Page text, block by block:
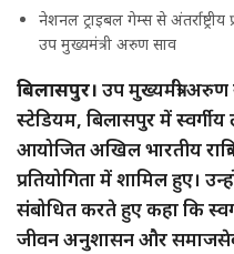
नेशनल ट्राइबल गेम्स से
उप मुख्यमंत्री अरुण साव
बिलासपुर। उप मुख्यमंत्री
स्टेडियम, बिलासपुर में
आयोजित अखिल भारतीय
प्रतियोगिता में शामिल हुए।
संबोधित करते हुए कहा कि
जीवन अनुशासन और